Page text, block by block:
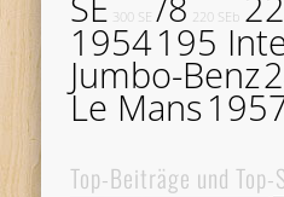
300 SE 220 SEb
1954195
Jumbo-Benz
Le Mans
Top-Beiträge und Top-